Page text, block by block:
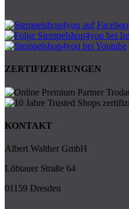
ZERTIFIZIERUNGEN
KONTAKT
Albert Walther GmbH
Löbtauer Straße 64
01159 Dresden